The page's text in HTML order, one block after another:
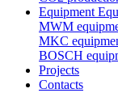
Equipment
MWM
MKC
BOSCH
Projects
Contacts